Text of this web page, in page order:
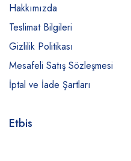
Hakkımızda
Teslimat Bilgileri
Gizlilik Politikası
Mesafeli Satış Sözleşmesi
İptal ve İade Şartları
Etbis